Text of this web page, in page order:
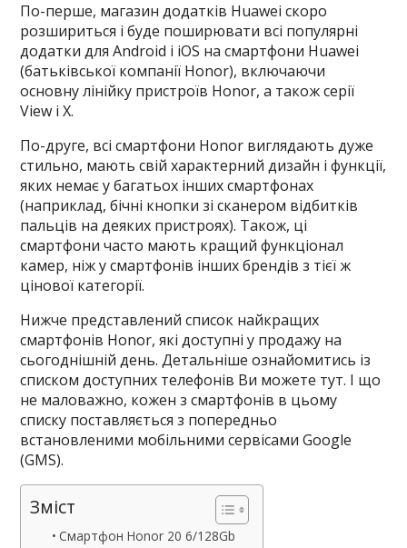
По-перше, магазин додатків Huawei скоро
розшириться і буде поширювати всі популярні
додатки для Android і iOS на смартфони Huawei
(батьківської компанії Honor), включаючи
основну лінійку пристроїв Honor, а також серії
View і X.
По-друге, всі смартфони Honor виглядають дуже
стильно, мають свій характерний дизайн і функції,
яких немає у багатьох інших смартфонах
(наприклад, бічні кнопки зі сканером відбитків
пальців на деяких пристроях). Також, ці
смартфони часто мають кращий функціонал
камер, ніж у смартфонів інших брендів з тієї ж
цінової категорії.
Нижче представлений список найкращих
смартфонів Honor, які доступні у продажу на
сьогоднішній день. Детальніше ознайомитись із
списком доступних телефонів Ви можете тут. І що
не маловажно, кожен з смартфонів в цьому
списку поставляється з попередньо
встановленими мобільними сервісами Google
(GMS).
Зміст
Смартфон Honor 20 6/128Gb